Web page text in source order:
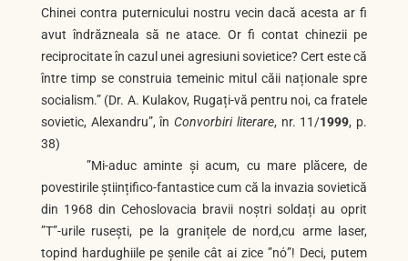
Chinei contra puternicului nostru vecin dacă acesta ar fi
avut îndrăzneala să ne atace. Or fi contat chinezii pe
reciprocitate în cazul unei agresiuni sovietice? Cert este că
între timp se construia temeinic mitul căii naționale spre
socialism.” (Dr. A. Kulakov, Rugați-vă pentru noi, ca fratele
sovietic, Alexandru”, înConvorbiri literare, nr. 11/1999, p.
38)
”Mi-aduc aminte și acum, cu mare plăcere, de
povestirile științifico-fantastice cum că la invazia sovietică
din 1968 din Cehoslovacia bravii noștri soldați au oprit
”T”-urile rusești, pe la granițele de nord,cu arme laser,
topind hardughiile pe șenile cât ai zice ”nό”! Deci, putem